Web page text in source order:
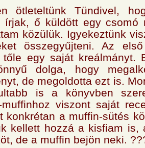
ötleteltünk Tündivel,
írjak, ő küldött egy csomó
közülük. Igyekeztünk
összegyűjteni. Az
tőle egy saját kreálmányt.
dolga, hogy
de megoldotta ezt is.
is a könyvben
muffinhoz viszont saját
konkrétan a muffin-sütés
kellett hozzá a kisfiam is,
de a muffin bejön neki.